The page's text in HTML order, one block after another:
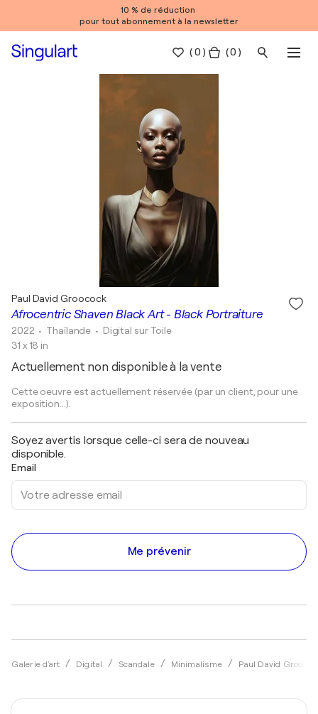
10 % de réduction
pour tout abonnement à la newsletter
(0 ) ( 0 )
Galerie d'art Digital Scandale Minimalisme Paul David
Afrocentric Shaven Black Art - Black Portraiture
Paul David Groocock
2022 • Thaïlande • Digital sur Toile
31 x 18 in
Actuellement non disponible à la vente
Cette oeuvre est actuellement réservée (par un client, pour une
exposition...).
Soyez avertis lorsque celle-ci sera de nouveau
disponible.
Email
Me prévenir